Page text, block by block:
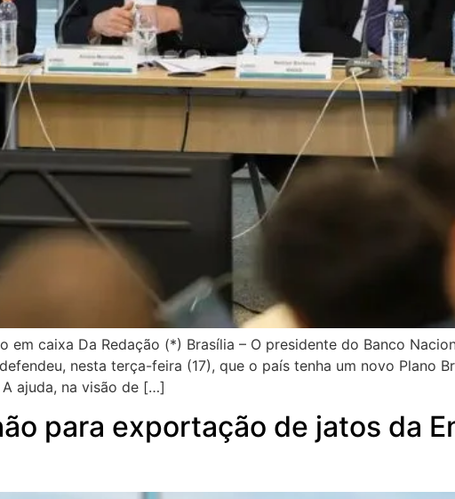
caixa Da Redação (*) Brasília – O presidente do Banco
nesta terça-feira (17), que o país tenha um novo Plano
ajuda, na visão de […]
para exportação de jatos da